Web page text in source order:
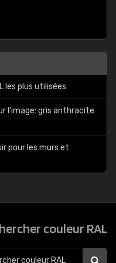
les plus utilisées
l'image: gris anthracite
pour les murs et
couleur RAL